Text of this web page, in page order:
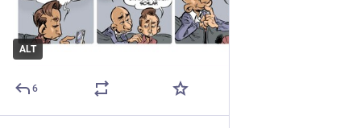
ALT
6